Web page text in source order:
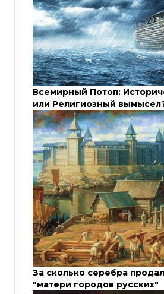
Всемирный Потоп:
или Религиозный
За сколько серебра
"матери городов русских"